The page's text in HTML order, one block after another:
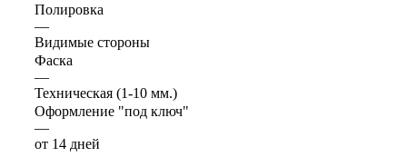
Полировка
—
Видимые стороны
Фаска
—
Техническая (1-10 мм.)
Оформление "под ключ"
—
от 14 дней